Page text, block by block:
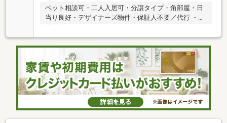
ペット相談可・二人入居可・分譲タイプ・角部屋・日
当り良好・デザイナーズ物件・保証人不要／代行 ・免